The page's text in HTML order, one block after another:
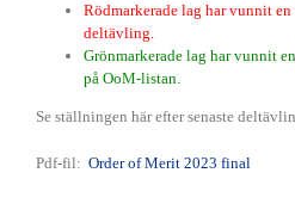
Rödmarkerade lag har vunnit
deltävling.
Grönmarkerade lag har vunnit
på OoM-listan.
Se ställningen här efter senaste
Pdf-fil: Order of Merit 2023 final